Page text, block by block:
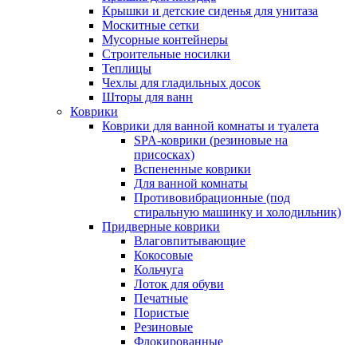
Крышки и детские сиденья для унитаза
Москитные сетки
Мусорные контейнеры
Строительные носилки
Теплицы
Чехлы для гладильных досок
Шторы для ванн
Коврики
Коврики для ванной комнаты и туалета
SPA-коврики (резиновые на
присосках)
Вспененные коврики
Для ванной комнаты
Противовибрационные (под
стиральную машинку и холодильник)
Придверные коврики
Влаговпитывающие
Кокосовые
Кольчуга
Лоток для обуви
Печатные
Пористые
Резиновые
Флокированные